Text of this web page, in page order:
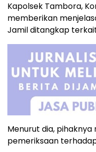
Kapolsek Tambora,
memberikan
Jamil ditangkap
Menurut dia,
pemeriksaan